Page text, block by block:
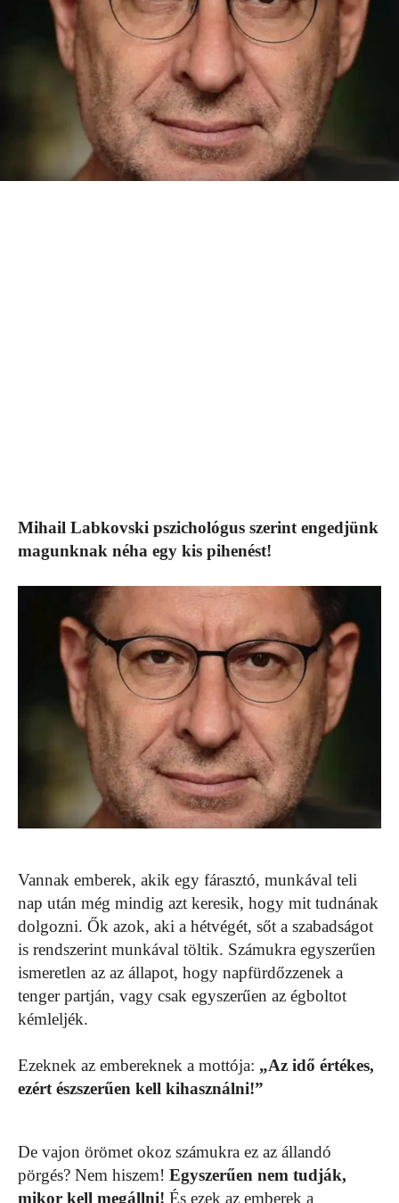
Mihail Labkovski pszichológus szerint engedjünk
magunknak néha egy kis pihenést!
Vannak emberek, akik egy fárasztó, munkával teli
nap után még mindig azt keresik, hogy mit tudnának
dolgozni. Ők azok, aki a hétvégét, sőt a szabadságot
is rendszerint munkával töltik. Számukra egyszerűen
ismeretlen az az állapot, hogy napfürdőzzenek a
tenger partján, vagy csak egyszerűen az égboltot
kémleljék.
Ezeknek az embereknek a mottója: „Az idő értékes,
ezért észszerűen kell kihasználni!”
De vajon örömet okoz számukra ez az állandó
pörgés? Nem hiszem! Egyszerűen nem tudják,
mikor kell megállni! És ezek az emberek a